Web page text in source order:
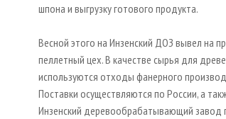
шпона и выгрузку готового продукта.
Весной этого на Инзенский ДОЗ вывел на
пеллетный цех. В качестве сырья для
используются отходы фанерного
Поставки осуществляются по России, а
Инзенский деревообрабатывающий завод